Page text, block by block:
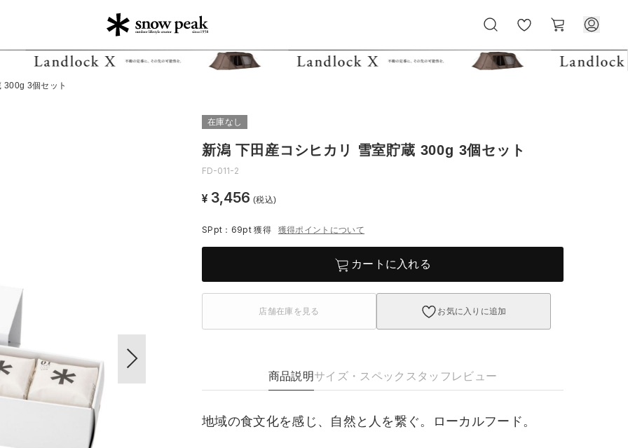
気
に
ー
ト
300g 3個セット
在庫なし
新潟 下田産コシヒカリ 雪室貯蔵 300g 3個セット
FD-011-2
¥ 3,456 (税込)
SPpt：69pt獲得 獲得ポイントについて
カートに入れる
店舗在庫を見る お気に入りに追加
商品説明サイズ・スペック スタッフレビュー
地域の食文化を感じ、自然と人を繋ぐ。ローカルフード。